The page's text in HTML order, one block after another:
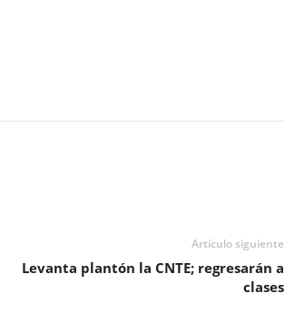
Artículo siguiente
Levanta plantón la CNTE; regresarán a
clases